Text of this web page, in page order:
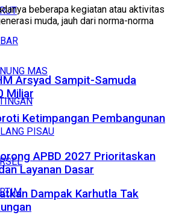
MAS
PISAU
beberapa kegiatan atau aktivitas
muda, jauh dari norma-norma
Arsyad Sampit-Samuda
Miliar
Ketimpangan Pembangunan
APBD 2027 Prioritaskan
Layanan Dasar
Dampak Karhutla Tak